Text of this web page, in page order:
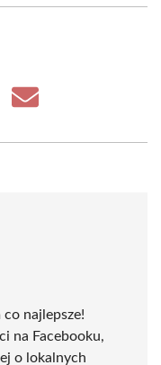
Share
najlepsze!
na Facebooku,
o lokalnych